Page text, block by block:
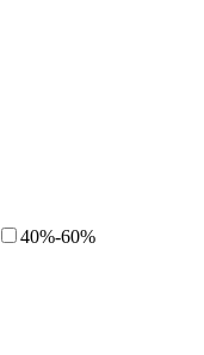
40%-60%